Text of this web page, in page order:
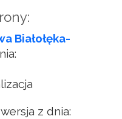
Białołęka-
wersja z dnia: